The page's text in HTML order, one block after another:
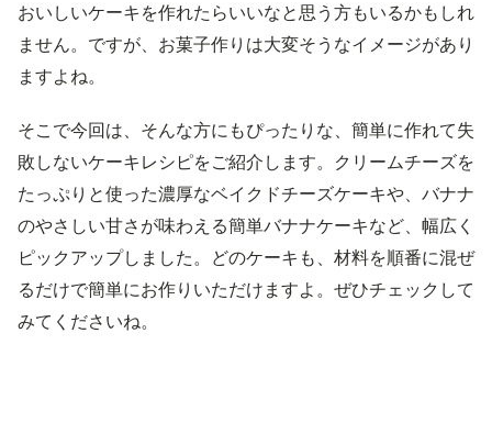
おいしいケーキを作れたらいいなと思う方もいるかもしれ
ません。ですが、お菓子作りは大変そうなイメージがあり
ますよね。
そこで今回は、そんな方にもぴったりな、簡単に作れて失
敗しないケーキレシピをご紹介します。クリームチーズを
たっぷりと使った濃厚なベイクドチーズケーキや、バナナ
のやさしい甘さが味わえる簡単バナナケーキなど、幅広く
ピックアップしました。どのケーキも、材料を順番に混ぜ
るだけで簡単にお作りいただけますよ。ぜひチェックして
みてくださいね。